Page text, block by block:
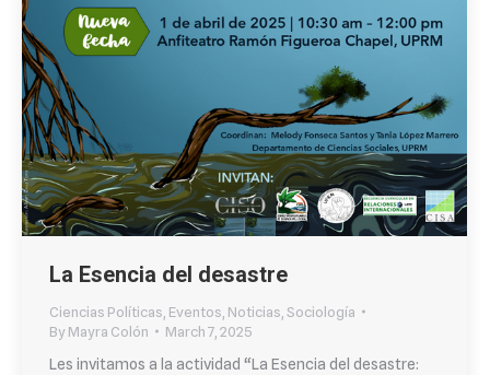
La Esencia del desastre
Ciencias Políticas Eventos Noticias Sociología
ByMayra Colón
March 7, 2025
Les invitamos a la actividad “La Esencia del desastre: